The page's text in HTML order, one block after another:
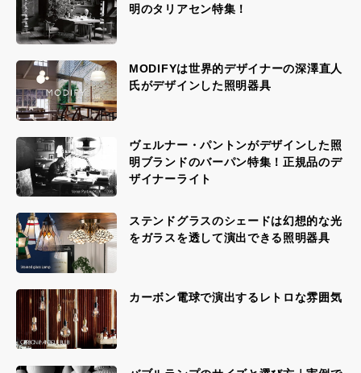
カーボン電球で演出するレトロな雰囲気
ステンドグラスのシェードは幻想的な光
をガラスを透して演出できる照明器具
ヴェルナー・パントンがデザインした照
明ブランドのバーパン特集！正規品のデ
ザイナーライト
MODIFYは世界的デザイナーの深澤直人
氏がデザインした照明器具
明のタリアセン特集！